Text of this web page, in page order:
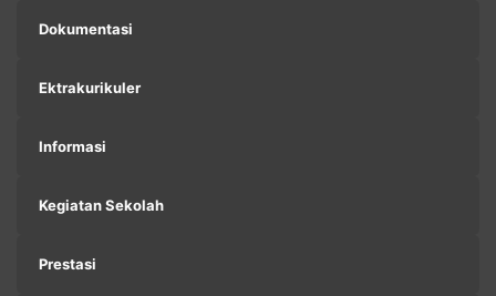
Dokumentasi
Ektrakurikuler
Informasi
Kegiatan Sekolah
Prestasi